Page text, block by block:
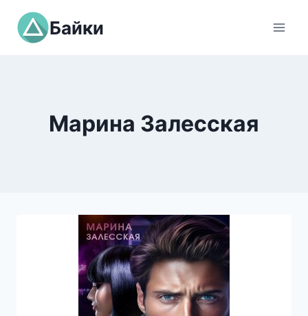
Перейти
содержимому
Байки
Марина Залесская